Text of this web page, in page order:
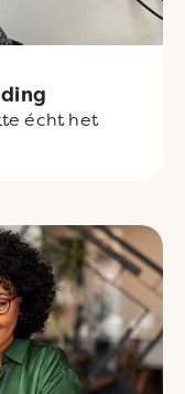
écht het